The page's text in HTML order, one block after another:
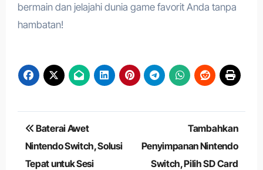
bermain dan jelajahi dunia game favorit Anda tanpa
hambatan!
Navigasi
pos
Baterai Awet
Nintendo Switch, Solusi
Tepat untuk Sesi
Tambahkan
Penyimpanan Nintendo
Switch, Pilih SD Card